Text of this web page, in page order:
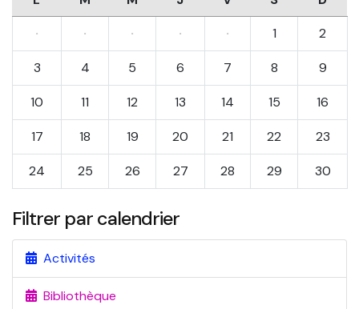
·
· · · · 1 2
3 4 5 6 7 8 9
10 11 12 13 14 15 16
17 18 19 20 21 22 23
24 25 26 27 28 29 30
Filtrer par calendrier
Activités
Bibliothèque